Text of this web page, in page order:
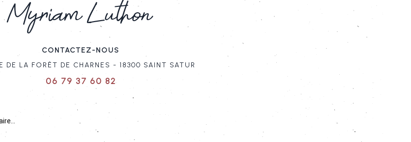
Myriam Luthon
ContacteZ-nous
de la forêt de charnes - 18300 saint satur
06 79 37 60 82